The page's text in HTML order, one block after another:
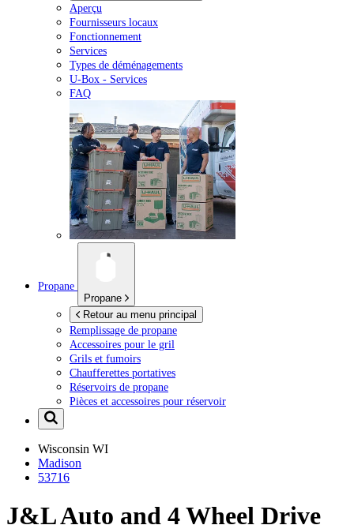
Aperçu
Fournisseurs locaux
Fonctionnement
Services
Types de déménagements
U-Box - Services
FAQ
Propane
Propane
Retour au menu principal
Remplissage de propane
Accessoires pour le gril
Grils et fumoirs
Chaufferettes portatives
Réservoirs de propane
Pièces et accessoires pour réservoir
Wisconsin WI
Madison
53716
J&L Auto and 4 Wheel Drive